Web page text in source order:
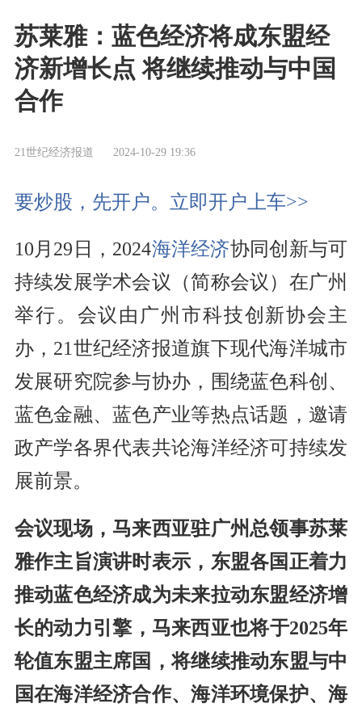
苏莱雅：蓝色经济将成东盟经
济新增长点 将继续推动与中国
合作
21世纪经济报道 2024-10-29 19:36
要炒股，先开户。立即开户上车>>
10月29日，2024海洋经济协同创新与可
持续发展学术会议（简称会议）在广州
举行。会议由广州市科技创新协会主
办，21世纪经济报道旗下现代海洋城市
发展研究院参与协办，围绕蓝色科创、
蓝色金融、蓝色产业等热点话题，邀请
政产学各界代表共论海洋经济可持续发
展前景。
会议现场，马来西亚驻广州总领事苏莱
雅作主旨演讲时表示，东盟各国正着力
推动蓝色经济成为未来拉动东盟经济增
长的动力引擎，马来西亚也将于2025年
轮值东盟主席国，将继续推动东盟与中
国在海洋经济合作、海洋环境保护、海